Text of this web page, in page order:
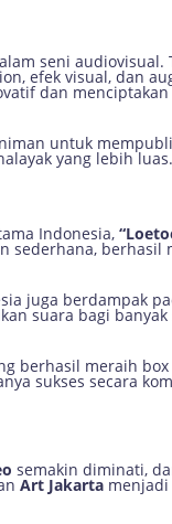
seni audiovisual.
efek visual, dan
dan
untuk
yang lebih luas.
Indonesia,
sederhana, berhasil
juga berdampak
suara bagi
berhasil meraih box
sukses secara
semakin diminati,
Art Jakarta